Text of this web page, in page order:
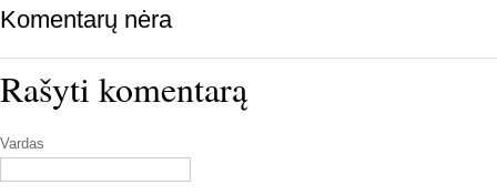
Komentarų nėra
Rašyti komentarą
Vardas